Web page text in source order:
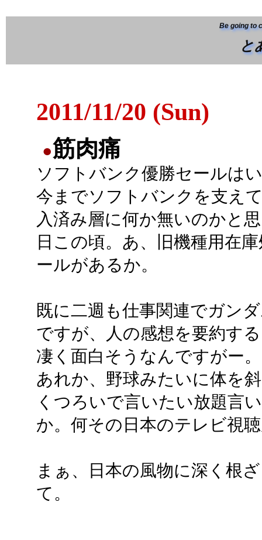
Be going to
と
2011/11/20 (Sun)
●筋肉痛
ソフトバンク優勝セールは
今までソフトバンクを支え
入済み層に何か無いのかと
日この頃。あ、旧機種用在
ールがあるか。
既に二週も仕事関連でガン
ですが、人の感想を要約す
凄く面白そうなんですがー。
あれか、野球みたいに体を
くつろいで言いたい放題言
か。何その日本のテレビ視
まぁ、日本の風物に深く根
て。